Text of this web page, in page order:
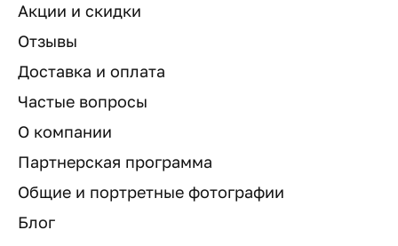
Акции и скидки
Отзывы
Доставка и оплата
Частые вопросы
О компании
Партнерская программа
Общие и портретные фотографии
Блог